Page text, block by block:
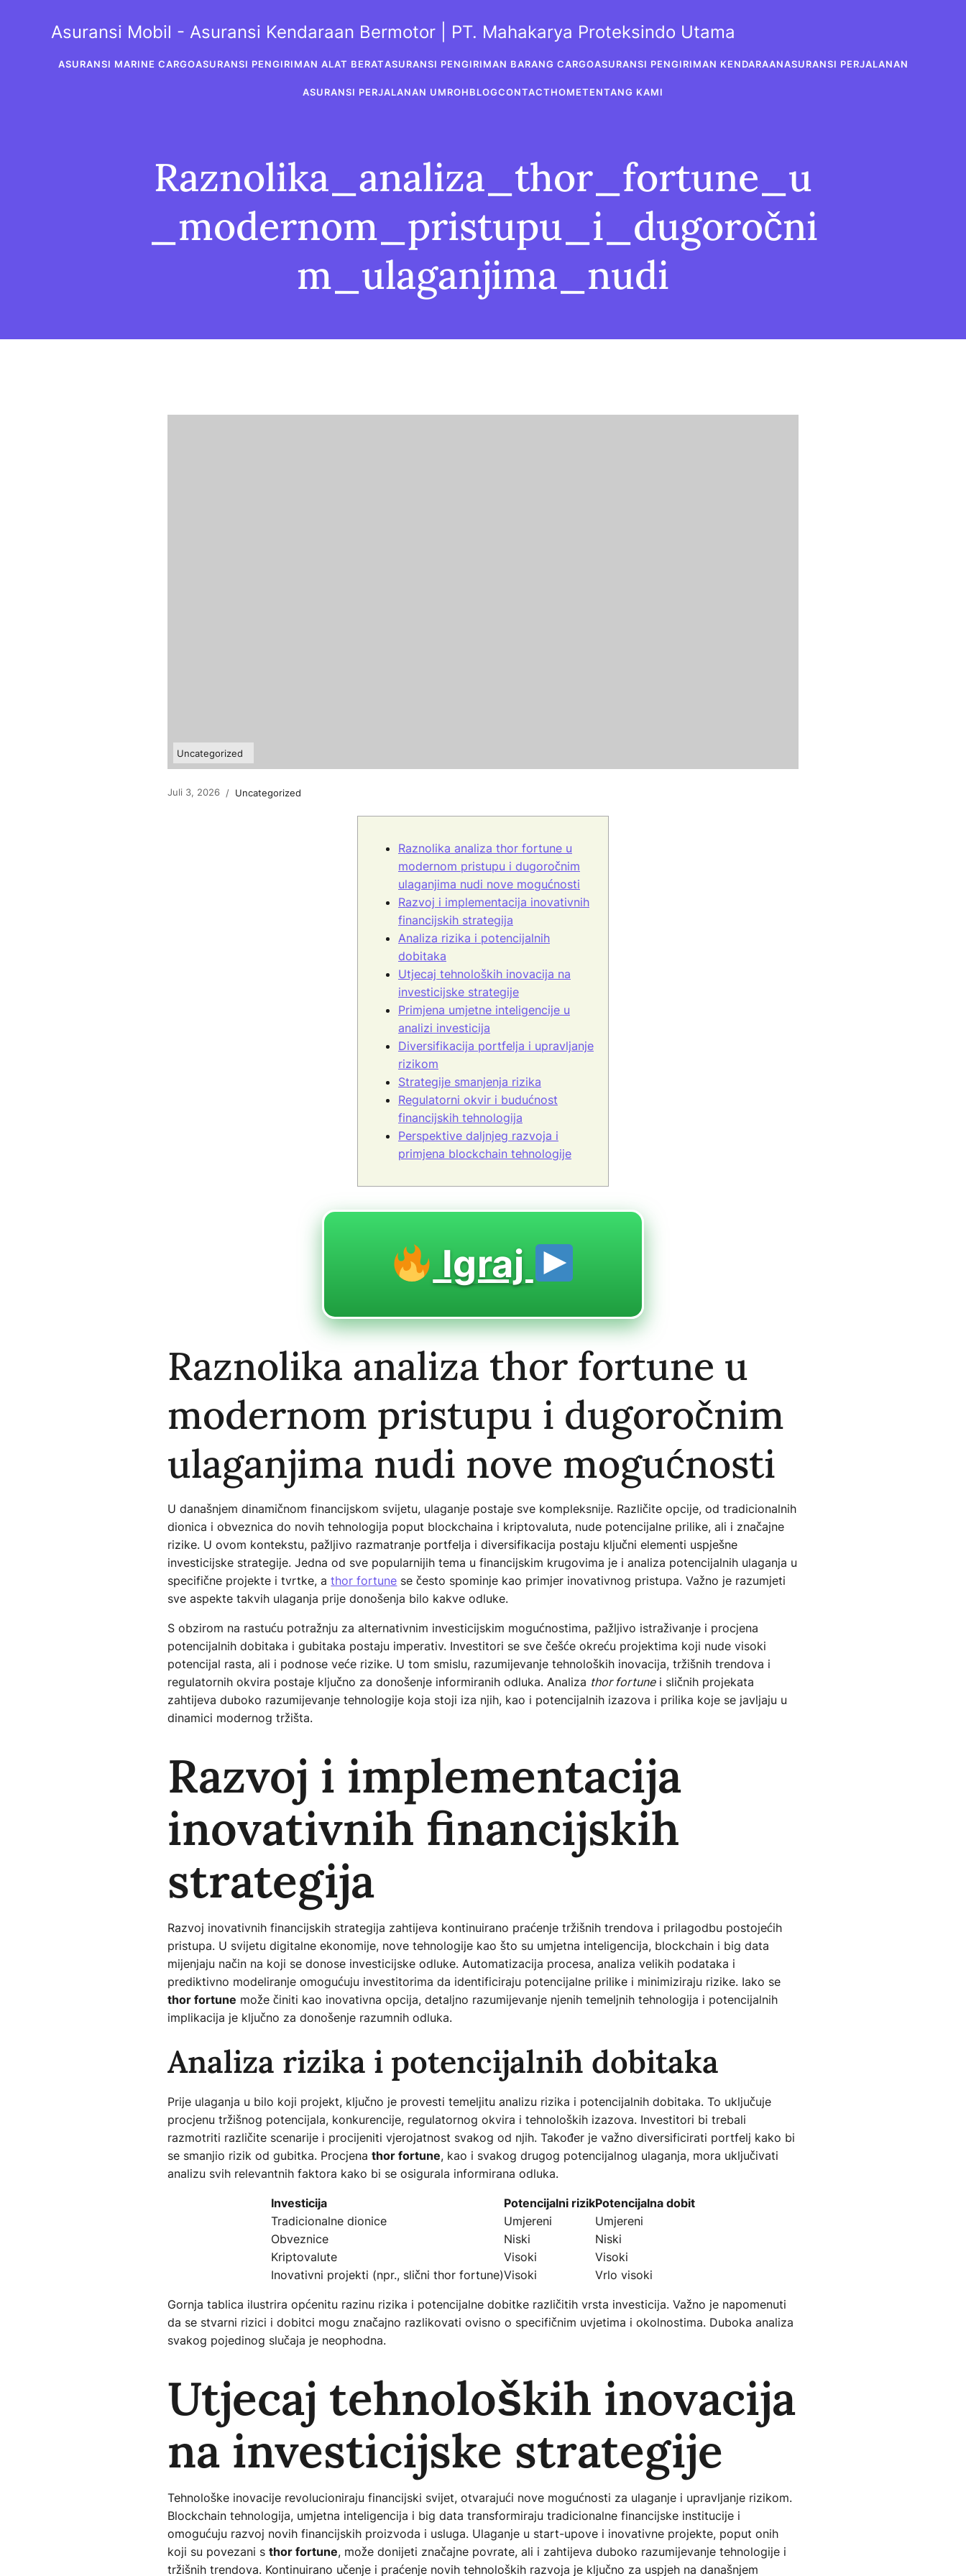
Asuransi Mobil - Asuransi Kendaraan Bermotor | PT. Mahakarya Proteksindo Utama
ASURANSI MARINE CARGOASURANSI PENGIRIMAN ALAT BERATASURANSI PENGIRIMAN BARANG CARGOASURANSI PENGIRIMAN KENDARAANASURANSI PERJALANAN
ASURANSI PERJALANAN UMROHBLOGCONTACTHOMETENTANG KAMI
Raznolika_analiza_thor_fortune_u
_modernom_pristupu_i_dugoročni
m_ulaganjima_nudi
Uncategorized
Juli 3, 2026 / Uncategorized
Raznolika analiza thor fortune u
modernom pristupu i dugoročnim
ulaganjima nudi nove mogućnosti
Razvoj i implementacija inovativnih
financijskih strategija
Analiza rizika i potencijalnih
dobitaka
Utjecaj tehnoloških inovacija na
investicijske strategije
Primjena umjetne inteligencije u
analizi investicija
Diversifikacija portfelja i upravljanje
rizikom
Strategije smanjenja rizika
Regulatorni okvir i budućnost
financijskih tehnologija
Perspektive daljnjeg razvoja i
primjena blockchain tehnologije
Igraj
Raznolika analiza thor fortune u
modernom pristupu i dugoročnim
ulaganjima nudi nove mogućnosti
U današnjem dinamičnom financijskom svijetu, ulaganje postaje sve kompleksnije. Različite opcije, od tradicionalnih
dionica i obveznica do novih tehnologija poput blockchaina i kriptovaluta, nude potencijalne prilike, ali i značajne
rizike. U ovom kontekstu, pažljivo razmatranje portfelja i diversifikacija postaju ključni elementi uspješne
investicijske strategije. Jedna od sve popularnijih tema u financijskim krugovima je i analiza potencijalnih ulaganja u
specifične projekte i tvrtke, athor fortune se često spominje kao primjer inovativnog pristupa. Važno je razumjeti
sve aspekte takvih ulaganja prije donošenja bilo kakve odluke.
S obzirom na rastuću potražnju za alternativnim investicijskim mogućnostima, pažljivo istraživanje i procjena
potencijalnih dobitaka i gubitaka postaju imperativ. Investitori se sve češće okreću projektima koji nude visoki
potencijal rasta, ali i podnose veće rizike. U tom smislu, razumijevanje tehnoloških inovacija, tržišnih trendova i
regulatornih okvira postaje ključno za donošenje informiranih odluka. Analiza thor fortunei sličnih projekata
zahtijeva duboko razumijevanje tehnologije koja stoji iza njih, kao i potencijalnih izazova i prilika koje se javljaju u
dinamici modernog tržišta.
Razvoj i implementacija
inovativnih financijskih
strategija
Razvoj inovativnih financijskih strategija zahtijeva kontinuirano praćenje tržišnih trendova i prilagodbu postojećih
pristupa. U svijetu digitalne ekonomije, nove tehnologije kao što su umjetna inteligencija, blockchain i big data
mijenjaju način na koji se donose investicijske odluke. Automatizacija procesa, analiza velikih podataka i
prediktivno modeliranje omogućuju investitorima da identificiraju potencijalne prilike i minimiziraju rizike. Iako se
thor fortune može činiti kao inovativna opcija, detaljno razumijevanje njenih temeljnih tehnologija i potencijalnih
implikacija je ključno za donošenje razumnih odluka.
Analiza rizika i potencijalnih dobitaka
Prije ulaganja u bilo koji projekt, ključno je provesti temeljitu analizu rizika i potencijalnih dobitaka. To uključuje
procjenu tržišnog potencijala, konkurencije, regulatornog okvira i tehnoloških izazova. Investitori bi trebali
razmotriti različite scenarije i procijeniti vjerojatnost svakog od njih. Također je važno diversificirati portfelj kako bi
se smanjio rizik od gubitka. Procjenathor fortune, kao i svakog drugog potencijalnog ulaganja, mora uključivati
analizu svih relevantnih faktora kako bi se osigurala informirana odluka.
Investicija Potencijalni rizikPotencijalna dobit
Tradicionalne dionice
Umjereni
Umjereni
Obveznice
Niski
Niski
Kriptovalute
Visoki
Visoki
Inovativni projekti (npr., slični thor fortune)Visoki Vrlo visoki
Gornja tablica ilustrira općenitu razinu rizika i potencijalne dobitke različitih vrsta investicija. Važno je napomenuti
da se stvarni rizici i dobitci mogu značajno razlikovati ovisno o specifičnim uvjetima i okolnostima. Duboka analiza
svakog pojedinog slučaja je neophodna.
Utjecaj tehnoloških inovacija
na investicijske strategije
Tehnološke inovacije revolucioniraju financijski svijet, otvarajući nove mogućnosti za ulaganje i upravljanje rizikom.
Blockchain tehnologija, umjetna inteligencija i big data transformiraju tradicionalne financijske institucije i
omogućuju razvoj novih financijskih proizvoda i usluga. Ulaganje u start-upove i inovativne projekte, poput onih
koji su povezani sthor fortune, može donijeti značajne povrate, ali i zahtijeva duboko razumijevanje tehnologije i
tržišnih trendova. Kontinuirano učenje i praćenje novih tehnoloških razvoja je ključno za uspjeh na današnjem